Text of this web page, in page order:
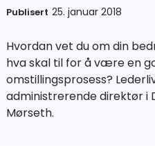
Publisert 25. januar 2018
Hvordan vet du om din
hva skal til for å være en
omstillingsprosess?
administrerende direktør i
Mørseth.